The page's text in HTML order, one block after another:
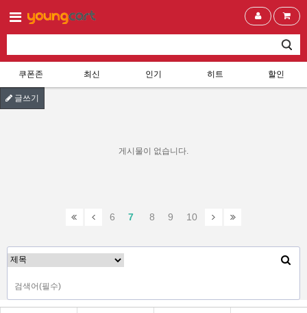
쿠폰존 최신 인기 히트 할인
글쓰기
게시물이 없습니다.
6 7 8 9 10